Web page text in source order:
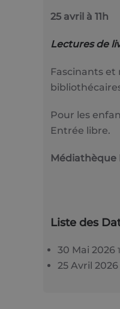
25 avril à 11h
Lectures de
Fascinants
Pour les
Entrée libre.
Médiathèque
Liste des
30 Mai 2026
25 Avril 2026